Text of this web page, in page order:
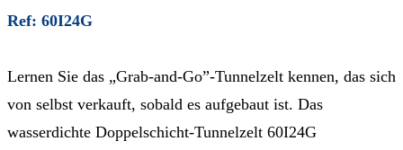
Ref: 60I24G
Lernen Sie das „Grab-and-Go”-Tunnelzelt kennen, das sich
von selbst verkauft, sobald es aufgebaut ist. Das
wasserdichte Doppelschicht-Tunnelzelt 60I24G